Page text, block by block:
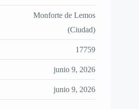
Monforte de Lemos
(Ciudad)
17759
junio 9, 2026
junio 9, 2026